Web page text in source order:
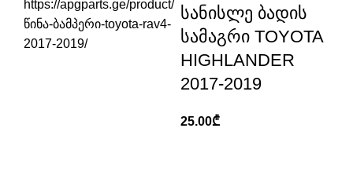
სანისლე ბადის
სამაგრი TOYOTA
HIGHLANDER
2017-2019
25.00₾